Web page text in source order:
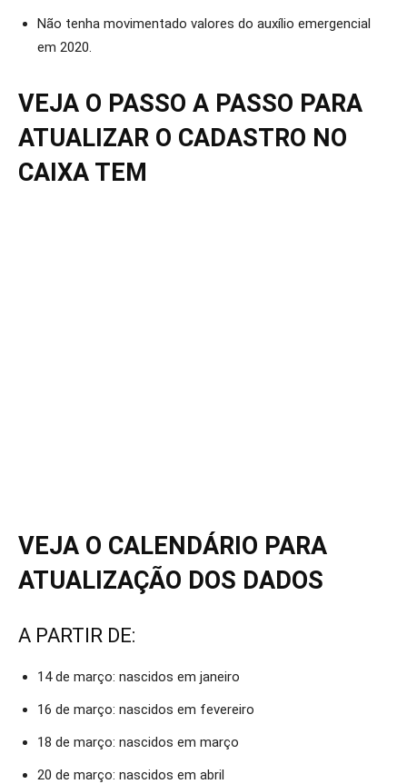
Não tenha movimentado valores do auxílio emergencial
em 2020.
VEJA O PASSO A PASSO PARA
ATUALIZAR O CADASTRO NO
CAIXA TEM
VEJA O CALENDÁRIO PARA
ATUALIZAÇÃO DOS DADOS
A PARTIR DE:
14 de março: nascidos em janeiro
16 de março: nascidos em fevereiro
18 de março: nascidos em março
20 de março: nascidos em abril